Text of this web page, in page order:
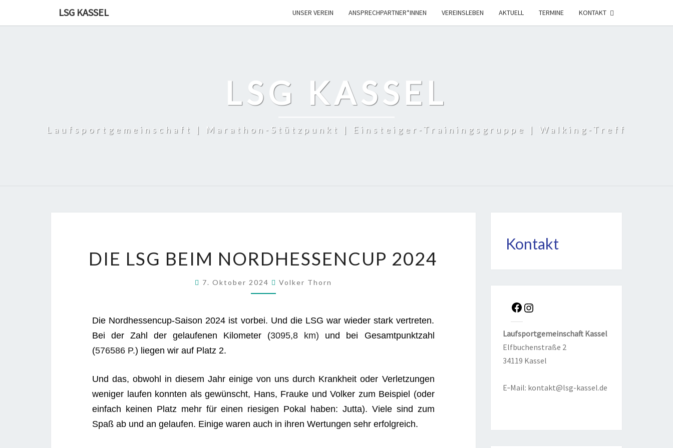
LSG KASSEL UNSER VER­EIN ANSPRECHPARTNER*INNEN VER­EINS­LE­BEN AKTU­ELL TER­MI­NE KON­TAKT
LSG KASSEL
Laufsportgemeinschaft | Marathon-Stützpunkt | Einsteiger-Trainingsgruppe | Walking-Treff
DIE LSG BEIM NORD­HES­SEN­CUP 2024
7. Oktober 2024 Volker Thorn
Die Nord­hes­sen­cup-Sai­son 2024 ist vor­bei. Und die LSG war wie­der stark ver­tre­ten.
Bei der Zahl der gelau­fe­nen Kilo­me­ter (3095,8 km) und bei Gesamt­punkt­zahl
(576586 P.) lie­gen wir auf Platz 2.
Und das, obwohl in die­sem Jahr eini­ge von uns durch Krank­heit oder Ver­let­zun­gen
weni­ger lau­fen konn­ten als gewünscht, Hans, Frau­ke und Vol­ker zum Bei­spiel (oder
ein­fach kei­nen Platz mehr für einen rie­si­gen Pokal haben: Jut­ta). Vie­le sind zum
Spaß ab und an gelau­fen. Eini­ge waren auch in ihren Wer­tun­gen sehr erfolgreich.
Kontakt
Lauf­sport­ge­mein­schaft Kas­sel
Elf­bu­chen­stra­ße 2
34119 Kas­sel
E‑Mail: kontakt@lsg-kassel.de